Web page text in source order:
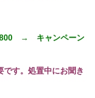
→ キャンペーン
です。処置中にお聞き